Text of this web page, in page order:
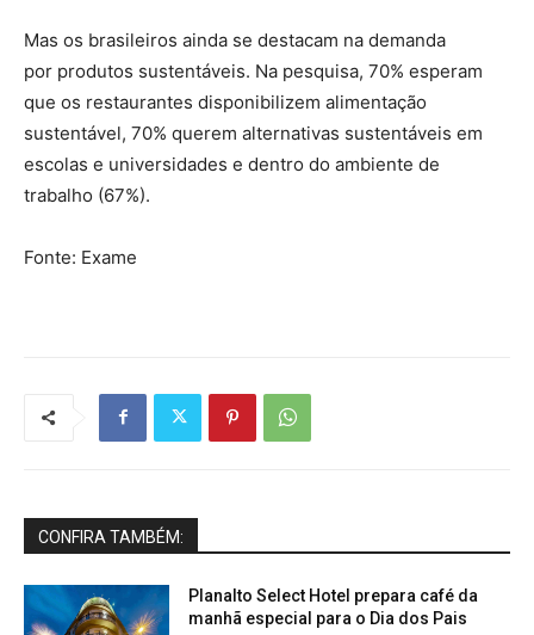
Mas os brasileiros ainda se destacam na demanda
por produtos sustentáveis. Na pesquisa, 70% esperam
que os restaurantes disponibilizem alimentação
sustentável, 70% querem alternativas sustentáveis em
escolas e universidades e dentro do ambiente de
trabalho (67%).
Fonte: Exame
CONFIRA TAMBÉM:
Planalto Select Hotel prepara café da
manhã especial para o Dia dos Pais